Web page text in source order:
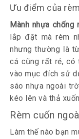
Ưu điểm của
Mành nhựa chống
lắp đặt mà rèm
nhưng thường là
cả cũng rất rẻ, có
vào mục đích sử
sáo nhựa ngoài
kéo lên và thả
Rèm cuốn
Làm thế nào bạn